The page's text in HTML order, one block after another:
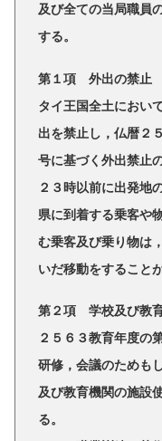
及び全ての当局職員
する。
第１項 外出の禁止
タイ王国全土におい
出を禁止し，仏暦２
号に基づく外出禁止
２３時以前に出発地
県に到着する乗客や
む乗客及び乗り物は
いだ移動をすること
第２項 学校及び教
２５６３教育年度の
研修，会議のためも
及び教育機関の施設
る。